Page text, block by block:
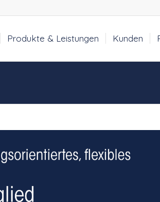
Produkte & Leistungen Kunden